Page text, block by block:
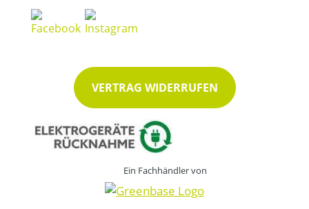
VERTRAG WIDERRUFEN
Ein Fachhändler von